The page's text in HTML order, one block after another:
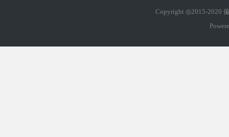
Copyright ◎2015-2020